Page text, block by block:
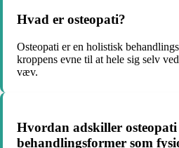
Hvad er osteopati?
Osteopati er en holistisk
kroppens evne til at hele sig selv
væv.
Hvordan adskiller
behandlingsformer som